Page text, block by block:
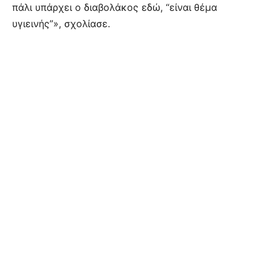
πάλι υπάρχει ο διαβολάκος εδώ, “είναι θέμα
υγιεινής”», σχολίασε.